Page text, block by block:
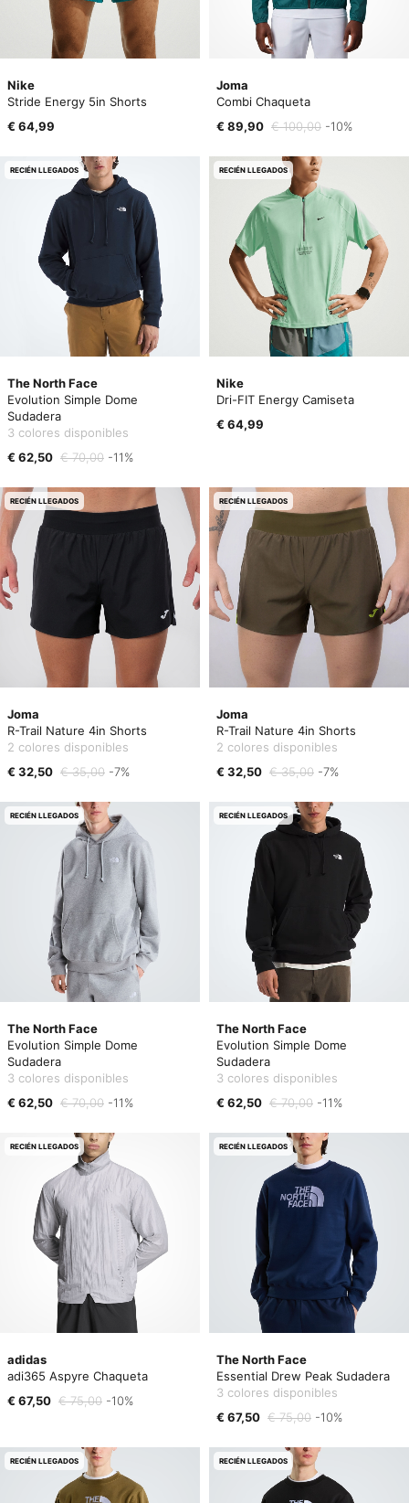
Nike
Stride Energy 5in Shorts
€ 64,99
Joma
Combi Chaqueta
€ 89,90 € 100,00 -10%
The North Face
Evolution Simple Dome
Sudadera
3 colores disponibles
€ 62,50 € 70,00 -11%
RECIÉN LLEGADOS
Nike
Dri-FIT Energy Camiseta
€ 64,99
RECIÉN LLEGADOS
Joma
R-Trail Nature 4in Shorts
2 colores disponibles
€ 32,50 € 35,00 -7%
RECIÉN LLEGADOS
Joma
R-Trail Nature 4in Shorts
2 colores disponibles
€ 32,50 € 35,00 -7%
RECIÉN LLEGADOS
The North Face
Evolution Simple Dome
Sudadera
3 colores disponibles
€ 62,50 € 70,00 -11%
RECIÉN LLEGADOS
The North Face
Evolution Simple Dome
Sudadera
3 colores disponibles
€ 62,50 € 70,00 -11%
RECIÉN LLEGADOS
adidas
adi365 Aspyre Chaqueta
€ 67,50 € 75,00 -10%
RECIÉN LLEGADOS
The North Face
Essential Drew Peak Sudadera
3 colores disponibles
€ 67,50 € 75,00 -10%
RECIÉN LLEGADOS
RECIÉN LLEGADOS RECIÉN LLEGADOS